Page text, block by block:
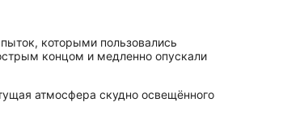
которыми пользовались
концом и медленно опускали
атмосфера скудно освещённого